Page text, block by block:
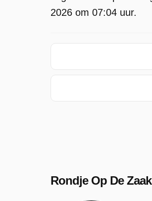
2026 om 07:04 uur.
Rondje Op De Zaak